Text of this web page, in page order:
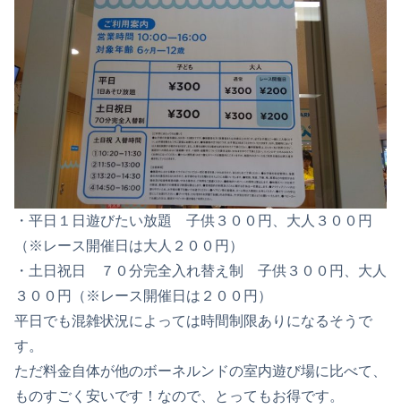
・平日１日遊びたい放題 子供３００円、大人３００円
（※レース開催日は大人２００円）
・土日祝日 ７０分完全入れ替え制 子供３００円、大人
３００円（※レース開催日は２００円）
平日でも混雑状況によっては時間制限ありになるそうで
す。
ただ料金自体が他のボーネルンドの室内遊び場に比べて、
ものすごく安いです！ なので、とってもお得です。